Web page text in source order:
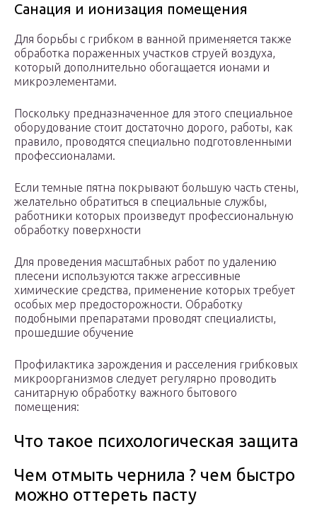
Санация и ионизация помещения
Для борьбы с грибком в ванной применяется также
обработка пораженных участков струей воздуха,
который дополнительно обогащается ионами и
микроэлементами.
Поскольку предназначенное для этого специальное
оборудование стоит достаточно дорого, работы, как
правило, проводятся специально подготовленными
профессионалами.
Если темные пятна покрывают большую часть стены,
желательно обратиться в специальные службы,
работники которых произведут профессиональную
обработку поверхности
Для проведения масштабных работ по удалению
плесени используются также агрессивные
химические средства, применение которых требует
особых мер предосторожности. Обработку
подобными препаратами проводят специалисты,
прошедшие обучение
Профилактика зарождения и расселения грибковых
микроорганизмов следует регулярно проводить
санитарную обработку важного бытового
помещения:
Что такое психологическая защита
Чем отмыть чернила ? чем быстро
можно оттереть пасту